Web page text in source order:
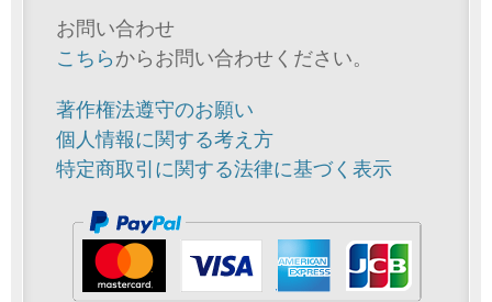
お問い合わせ
こちら からお問い合わせください。
著作権法遵守のお願い
個人情報に関する考え方
特定商取引に関する法律に基づく表示